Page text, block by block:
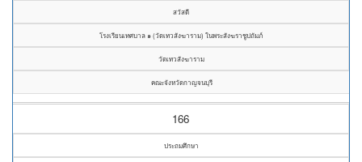
สวัสดี
โรงเรียนเทศบาล ๑ (วัดเทวสังฆาราม) ในพระสังฆราชูปถัมภ์
วัดเทวสังฆาราม
คณะจังหวัดกาญจนบุรี
166
ประถมศึกษา